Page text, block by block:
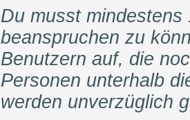
Du musst
beanspruchen zu
Benutzern auf, die
Personen unterhalb
werden unverzüglich